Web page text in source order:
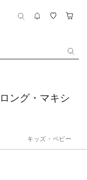
ング・マキシ
キッズ・ベビー